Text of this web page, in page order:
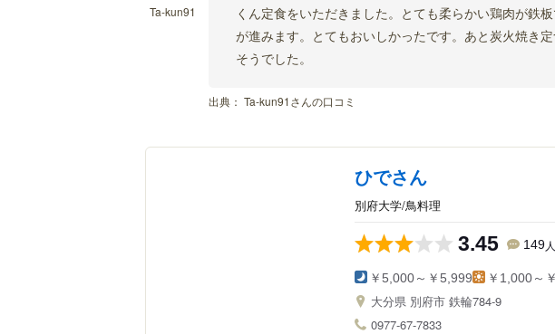
Ta-kun91
くん定食をいただきました。とても柔らかい鶏肉が鉄
が進みます。とてもおいしかったです。あと炭火焼き
そうでした。
出典： Ta-kun91さんの口コミ
ひでさん
別府大学/鳥料理
3.45 149人
￥5,000～￥5,999 ￥1,000～
大分県 別府市 鉄輪784-9
0977-67-7833